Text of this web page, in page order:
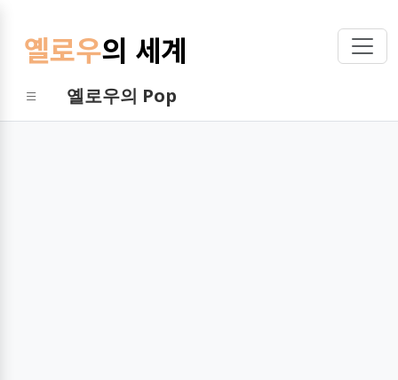
옐로우의 세계
옐로우의 Pop